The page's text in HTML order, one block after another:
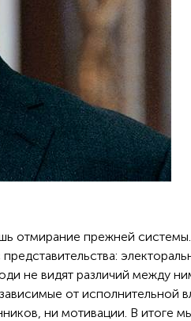
отмирание прежней
не видят различий между
от исполнительной
ни мотивации. В итоге